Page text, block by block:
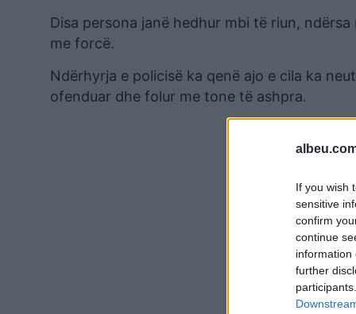
If you wish
sensitive
confirm
continue
information
further
Disa persona janë hedhur mbi të riun,
me forcë.
Ndërhyrja e policisë ka qenë ajo e cila ka
ofenduar dhe folur me tone të ashpra.